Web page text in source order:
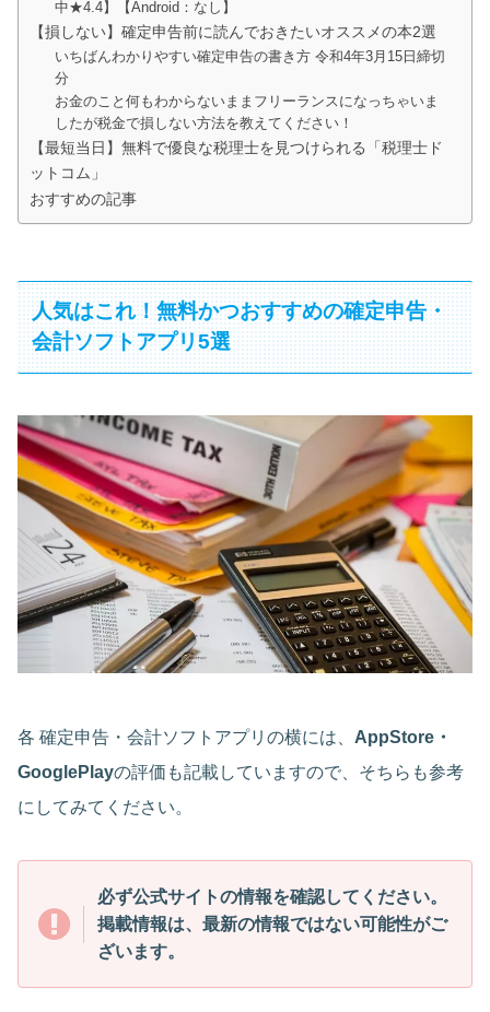
中★4.4】【Android：なし】
【損しない】確定申告前に読んでおきたいオススメの本2選
いちばんわかりやすい確定申告の書き方 令和4年3月15日締切
分
お金のこと何もわからないままフリーランスになっちゃいま
したが税金で損しない方法を教えてください！
【最短当日】無料で優良な税理士を見つけられる「税理士ド
ットコム」
おすすめの記事
人気はこれ！無料かつおすすめの確定申告・
会計ソフトアプリ5選
各 確定申告・会計ソフトアプリの横には、 AppStore・
GooglePlayの評価も記載していますので、そちらも参考
にしてみてください。
必ず公式サイトの情報を確認してください。
掲載情報は、最新の情報ではない可能性がご
ざいます。